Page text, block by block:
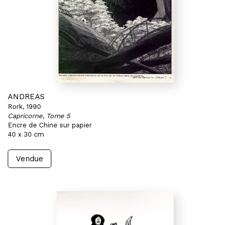
ANDREAS
Rork, 1990
Capricorne, Tome 5
Encre de Chine sur papier
40 x 30 cm
Vendue